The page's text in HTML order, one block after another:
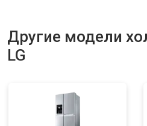
Замена нагревателя испарителя
Замена нагревателя оттайки
Устранение утечки хладагента
Другие модели
LG